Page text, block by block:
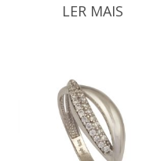
LER MAIS